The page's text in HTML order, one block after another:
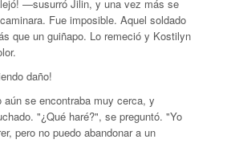
—susurró Jilin, y una vez más se
Fue imposible. Aquel soldado
que un guiñapo. Lo remeció y Kostilyn
daño!
se encontraba muy cerca, y
"¿Qué haré?", se preguntó. "Yo
pero no puedo abandonar a un